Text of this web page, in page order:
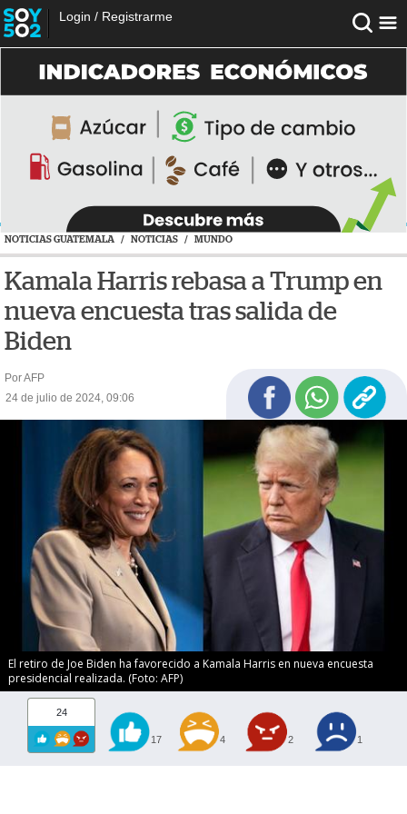
Login / Registrarme
NOTICIAS GUATEMALA / NOTICIAS / MUNDO
Kamala Harris rebasa a Trump en
nueva encuesta tras salida de
Biden
Por AFP
24 de julio de 2024, 09:06
El retiro de Joe Biden ha favorecido a Kamala Harris en nueva encuesta
presidencial realizada. (Foto: AFP)
24
17 4 2 1